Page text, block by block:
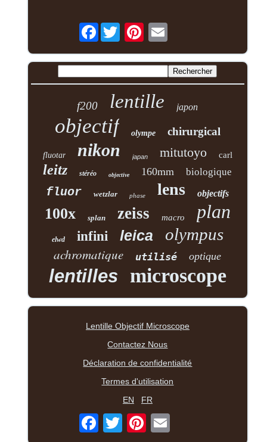
Facebook
f200 lentille japon
objectif olympe chirurgical
fluotar nikon japan mitutoyo carl
leitz stéréo objective 160mm biologique
fluor wetzlar phase lens objectifs
100x splan zeiss macro plan
elwd infini leica olympus
achromatique utilisé optique
lentilles microscope
Lentille Objectif Microscope
Contactez Nous
Déclaration de confidentialité
Termes d'utilisation
EN
FR